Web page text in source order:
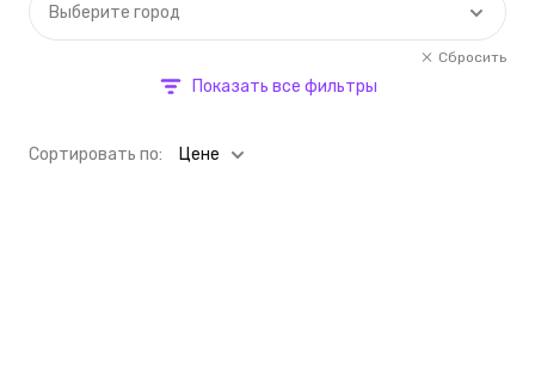
Выберите город
Сбросить
Показать все фильтры
Cортировать по: Цене